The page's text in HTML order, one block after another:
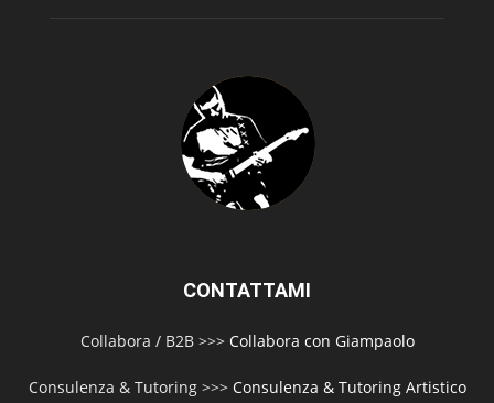
CONTATTAMI
Collabora / B2B >>> Collabora con Giampaolo
Consulenza & Tutoring >>> Consulenza & Tutoring Artistico